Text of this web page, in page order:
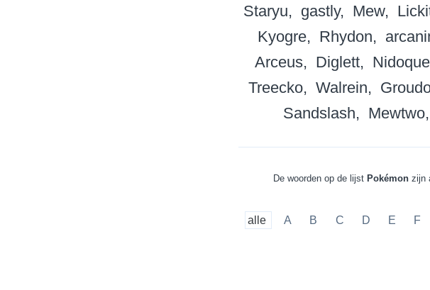
Staryu
gastly Mew
Kyogre
Rhydon
Arceus
Diglett
Treecko
Walrein
Sandslash
Mewtwo
De woorden op de lijst Pokémon zijn
alle A B C D E F